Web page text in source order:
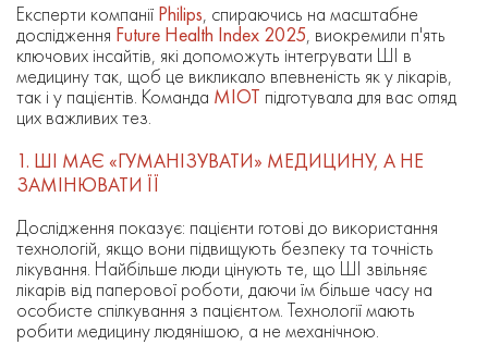
Експерти компанії Philips, спираючись на масштабне
дослідження Future Health Index 2025, виокремили п'ять
ключових інсайтів, які допоможуть інтегрувати ШІ в
медицину так, щоб це викликало впевненість як у лікарів,
так і у пацієнтів. Команда МІОТ підготувала для вас огляд
цих важливих тез.
1. ШІ МАЄ «ГУМАНІЗУВАТИ» МЕДИЦИНУ, А НЕ
ЗАМІНЮВАТИ ЇЇ
Дослідження показує: пацієнти готові до використання
технологій, якщо вони підвищують безпеку та точність
лікування. Найбільше люди цінують те, що ШІ звільняє
лікарів від паперової роботи, даючи їм більше часу на
особисте спілкування з пацієнтом. Технології мають
робити медицину людянішою, а не механічною.